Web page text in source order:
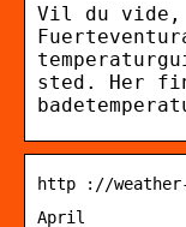
Vil du vide,
sted. Her
http ://
April